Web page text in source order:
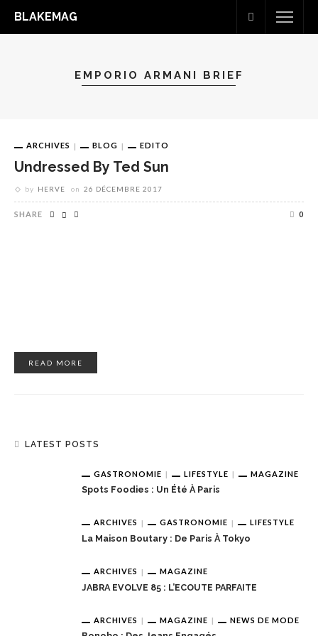
BLAKEMAG
EMPORIO ARMANI BRIEF
ARCHIVES BLOG EDITO
Undressed By Ted Sun
by HERVE on 26 DÉCEMBRE 2017
SHARE 0
READ MORE
LATEST POSTS
GASTRONOMIE LIFESTYLE MAGAZINE
Spots Foodies : Un Été À Paris
ARCHIVES GASTRONOMIE LIFESTYLE
La Maison Boutary : De Paris À Tokyo
ARCHIVES MAGAZINE
JABRA EVOLVE 85 : L’ECOUTE PARFAITE
ARCHIVES MAGAZINE NEWS DE MODE